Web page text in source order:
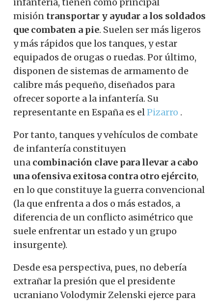
misión transportar y ayudar a los soldados
que combaten a pie. Suelen ser más ligeros
y más rápidos que los tanques, y estar
equipados de orugas o ruedas. Por último,
disponen de sistemas de armamento de
calibre más pequeño, diseñados para
ofrecer soporte a la infantería. Su
representante en España es elPizarro .
Por tanto, tanques y vehículos de combate
de infantería constituyen
una combinación clave para llevar a cabo
una ofensiva exitosa contra otro ejército,
en lo que constituye la guerra convencional
(la que enfrenta a dos o más estados, a
diferencia de un conflicto asimétrico que
suele enfrentar un estado y un grupo
insurgente).
Desde esa perspectiva, pues, no debería
extrañar la presión que el presidente
ucraniano Volodymir Zelenski ejerce para